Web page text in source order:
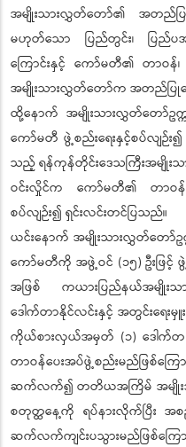
အမျိုးသားလွှတ်တော်၏ အတည်ပ
မဟုတ်သော ပြည်တွင်း၊ ပြည်ပ
ကြောင်းနှင့် ကော်မတီ၏ တာဝန်
အမျိုးသားလွှတ်တော်က အတည်ပြုက
ထို့နောက် အမျိုးသားလွှတ်တော်ဥက္က
ကော်မတီ ဖွဲ့စည်းရေးနှင့်စပ်လျဉ်း၍
သည့် ရန်ကုန်တိုင်းဒေသကြီးအမျို
ဝင်းလှိုင်က ကော်မတီ၏ တာဝန်
စပ်လျဉ်း၍ ရှင်းလင်းတင်ပြသည်။
ယင်းနောက် အမျိုးသားလွှတ်တော်ဥက္
ကော်မတီကို အဖွဲ့ဝင် (၁၅) ဦးဖြင့် ဖွဲ့
အဖြစ် ကယားပြည်နယ်အမျို
ဒေါက်တာနိုင်လင်းနှင့် အတွင်းရေး
ကိုယ်စားလှယ်အမှတ် (၁) ဒေါက်
တာဝန်ပေးအပ်ဖွဲ့စည်းမည်ဖြစ်ကြ
ဆက်လက်၍ တတိယအကြိမ် အမျိုး
စတုတ္ထနေ့ကို ရပ်နားလိုက်ပြီး အ
ဆက်လက်ကျင်းပသွားမည်ဖြစ်ကြေ